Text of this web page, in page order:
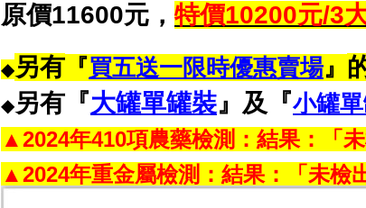
原價11600元， 特價10200元/3
◆另有 『買五送一限時優惠賣場』
◆另有『大罐單罐裝』及『小罐
▲2024年410項農藥檢測：結果：「未
▲2024年重金屬檢測：結果：「未檢